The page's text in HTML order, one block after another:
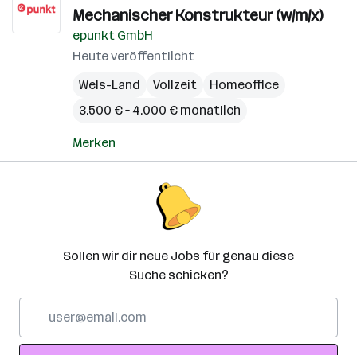
Mechanischer Konstrukteur (w/m/x)
epunkt GmbH
Heute veröffentlicht
Wels-Land
Vollzeit
Homeoffice
3.500 € – 4.000 € monatlich
Merken
Sollen wir dir neue Jobs für genau diese
Suche schicken?
Adresse